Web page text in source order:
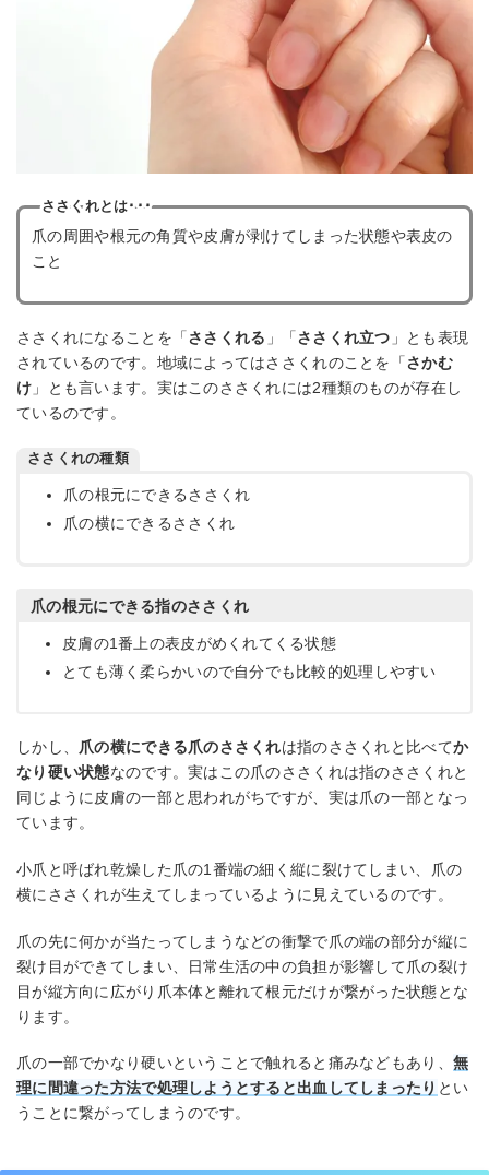
ささくれとは･･･
爪の周囲や根元の角質や皮膚が剥けてしまった状態や表皮の
こと
ささくれになることを「ささくれる 」「ささくれ立つ 」とも表現
されているのです。地域によってはささくれのことを「さかむ
け 」とも言います。実はこのささくれには2種類のものが存在し
ているのです。
ささくれの種類
爪の根元にできるささくれ
爪の横にできるささくれ
爪の根元にできる指のささくれ
皮膚の1番上の表皮がめくれてくる状態
とても薄く柔らかいので自分でも比較的処理しやすい
しかし、 爪の横にできる爪のささくれは指のささくれと比べてか
なり硬い状態なのです。実はこの爪のささくれは指のささくれと
同じように皮膚の一部と思われがちですが、実は爪の一部となっ
ています。
小爪と呼ばれ乾燥した爪の1番端の細く縦に裂けてしまい、爪の
横にささくれが生えてしまっているように見えているのです。
爪の先に何かが当たってしまうなどの衝撃で爪の端の部分が縦に
裂け目ができてしまい、日常生活の中の負担が影響して爪の裂け
目が縦方向に広がり爪本体と離れて根元だけが繋がった状態とな
ります。
爪の一部でかなり硬いということで触れると痛みなどもあり、 無
理に間違った方法で処理しようとすると出血してしまったり とい
うことに繋がってしまうのです。